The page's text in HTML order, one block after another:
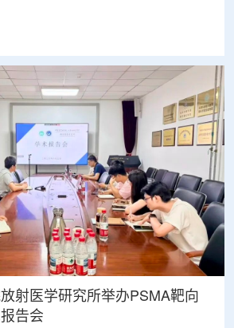
射医学研究所举办PSMA靶向
告会